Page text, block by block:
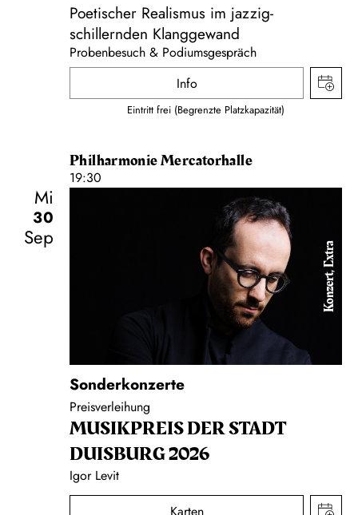
Poetischer Realismus im jazzig-
schillernden Klanggewand
Probenbesuch & Podiumsgespräch
Info
Eintritt frei (Begrenzte Platzkapazität)
Philharmonie Mercatorhalle
19:30
Mi
30
Sep
Konzert, Extra
Sonderkonzerte
Preisverleihung
MUSIK­PREIS DER STADT
DUISBURG 2026
Igor Levit
Karten